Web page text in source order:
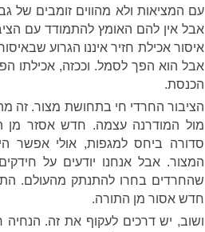
עם המציאות ולא מהווים זומבים של
אבל אין להם האומץ להתמודד עם
איסור אכילת חזיר איננו הגרוע
אבל הוא הפך לסמל. וככזה, אכילתו
הכנסת.
הציבור החרדי חי בתחושת מצור. זה
מול המודרנה עצמה. חדש אסזר מן
סדורה ביחס למגפות, אולי
שהחרדים בחרו להתנתק מהעולם.
חדש אסור מן התורה.
ושוב, יש דרכים לעקוף את זה.